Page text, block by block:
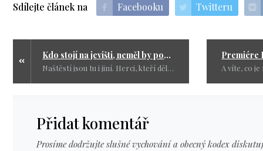
Sdílejte článek na Facebooku Twitteru
Kdo stojí na jevišti, neměl by poučovat o politice: Ivan Trojan a jeho „slušnost“ v praxi
Naštěstí jsou tu i jiní. Herci, kteří dělají svou práci pro lidi, ne pro politiku.
Přidat komentář
Prosíme dodržujte slušné vychování a obecný kodex